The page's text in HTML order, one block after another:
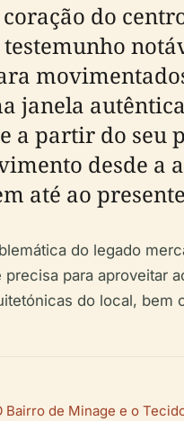
do
janela
a partir do seu
desde a
até ao
do legado
para aproveitar
do local, bem
de Minage e o